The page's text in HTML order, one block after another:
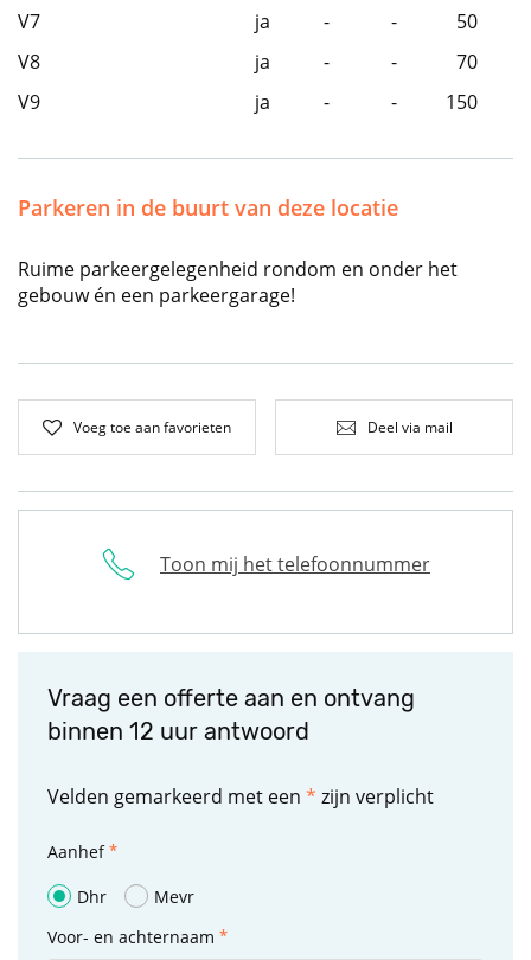
V7 ja - -
50
V8
ja - -
70
V9
ja - - 150
Parkeren in de buurt van deze locatie
Ruime parkeergelegenheid rondom en onder het
gebouw én een parkeergarage!
Voeg toe aan favorieten Deel via mail
Toon mij het telefoonnummer
Vraag een offerte aan en ontvang
binnen 12 uur antwoord
Velden gemarkeerd met een * zijn verplicht
Aanhef
Dhr
Mevr
Voor- en achternaam